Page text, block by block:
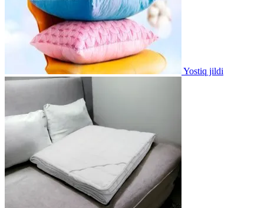
Yostiq jildi